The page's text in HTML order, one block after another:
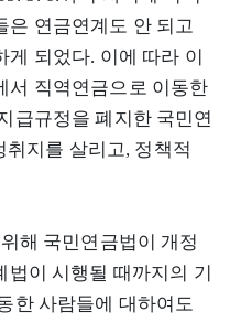
은 연금연계도 안 되고
게 되었다. 이에 따라 이
서 직역연금으로 이동한
급규정을 폐지한 국민연
지를 살리고, 정책적
해 국민연금법이 개정
법이 시행될 때까지의 기
한 사람들에 대하여도